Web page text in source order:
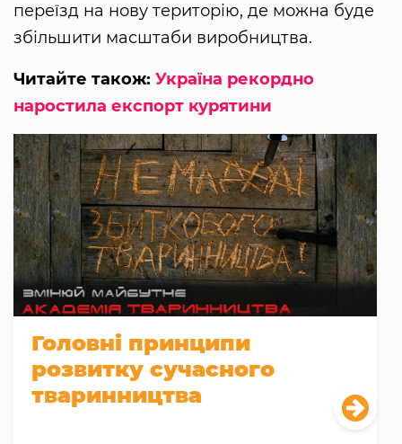
переїзд на нову територію, де можна буде
збільшити масштаби виробництва.
Читайте також: Україна рекордно
наростила експорт курятини
Головні принципи
розвитку сучасного
тваринництва